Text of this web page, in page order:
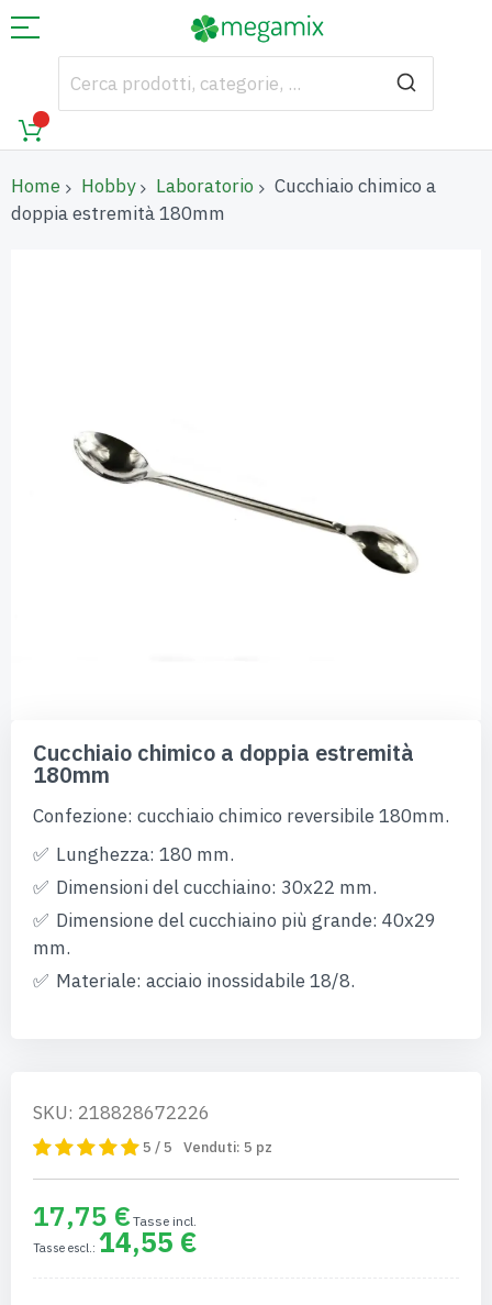
Home Hobby Laboratorio
Cucchiaio chimico a
doppia estremità 180mm
all'inizio
della
galleria
immagini
Cucchiaio chimico a doppia estremità
180mm
Confezione: cucchiaio chimico reversibile 180mm.
Lunghezza: 180 mm.
Dimensioni del cucchiaino: 30x22 mm.
Dimensione del cucchiaino più grande: 40x29
mm.
Materiale: acciaio inossidabile 18/8.
SKU: 218828672226
5 / 5 Venduti: 5 pz
17,75 €
14,55 €